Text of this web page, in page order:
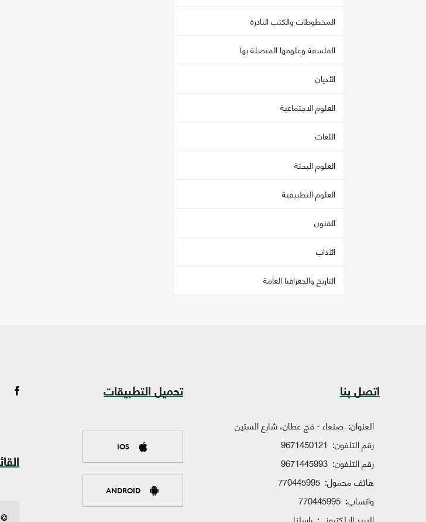
المخطوطات والكتب النادرة
الفلسفة وعلومها المتصلة بها
الأديان
العلوم الاجتماعية
اللغات
العلوم البحثة
العلوم التطبيقية
الفنون
الآداب
التاريخ والجغرافيا العامة
اتصل بنا
العنوان: صنعاء - فج عطان، شارع الستين
رقم التلفون: 9671450121
رقم التلفون: 9671445993
هاتف محمول: 770445995
واتساب: 770445995
تحميل التطبيقات
IOS
ANDROID